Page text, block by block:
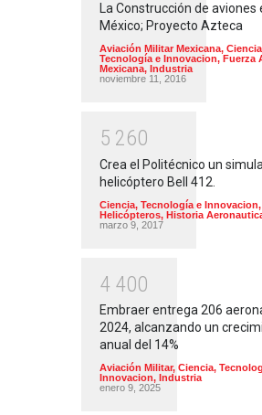
La Construcción de aviones
México; Proyecto Azteca
Aviación Militar Mexicana,
Tecnología e Innovacion, Fuerza
Mexicana, Industria
noviembre 11, 2016
5 260
Crea el Politécnico un
helicóptero Bell 412.
Ciencia, Tecnología e Innovacion,
Helicópteros, Historia
marzo 9, 2017
4 400
Embraer entrega 206
2024, alcanzando un
anual del 14%
Aviación Militar, Ciencia,
Innovacion, Industria
enero 9, 2025